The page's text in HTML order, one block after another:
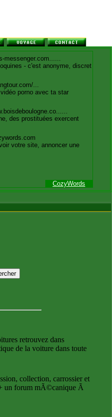
retrouvez dans
de la voiture dans toute
collection, carrossier et
un forum mÃ©canique Ã